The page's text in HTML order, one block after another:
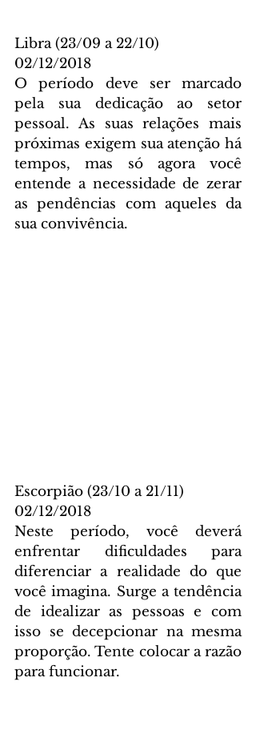
Libra (23/09 a 22/10)
02/12/2018
O período deve ser marcado
pela sua dedicação ao setor
pessoal. As suas relações mais
próximas exigem sua atenção há
tempos, mas só agora você
entende a necessidade de zerar
as pendências com aqueles da
sua convivência.
Escorpião (23/10 a 21/11)
02/12/2018
Neste período, você deverá
enfrentar dificuldades para
diferenciar a realidade do que
você imagina. Surge a tendência
de idealizar as pessoas e com
isso se decepcionar na mesma
proporção. Tente colocar a razão
para funcionar.